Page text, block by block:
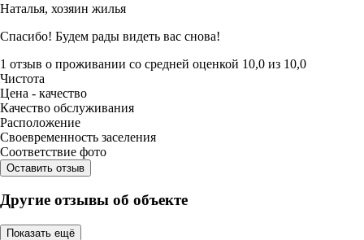
Наталья, хозяин жилья
Спасибо! Будем рады видеть вас снова!
1 отзыв о проживании со средней оценкой 10,0 из 10,0
Чистота
Цена - качество
Качество обслуживания
Расположение
Своевременность заселения
Соответствие фото
Оставить отзыв
Другие отзывы об объекте
Показать ещё